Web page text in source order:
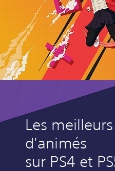
Les
d'animés
sur PS4 et